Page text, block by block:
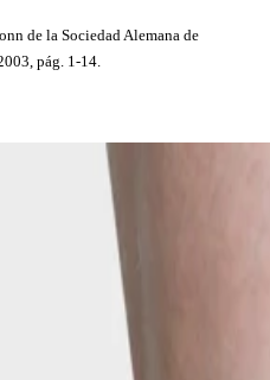
de la Sociedad Alemana de
pág. 1-14.